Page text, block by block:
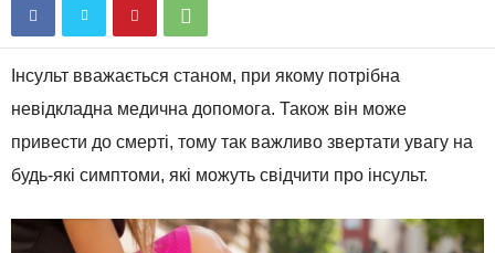
Інсульт вважається станом, при якому потрібна
невідкладна медична допомога. Також він може
привести до смерті, тому так важливо звертати увагу на
будь-які симптоми, які можуть свідчити про інсульт.